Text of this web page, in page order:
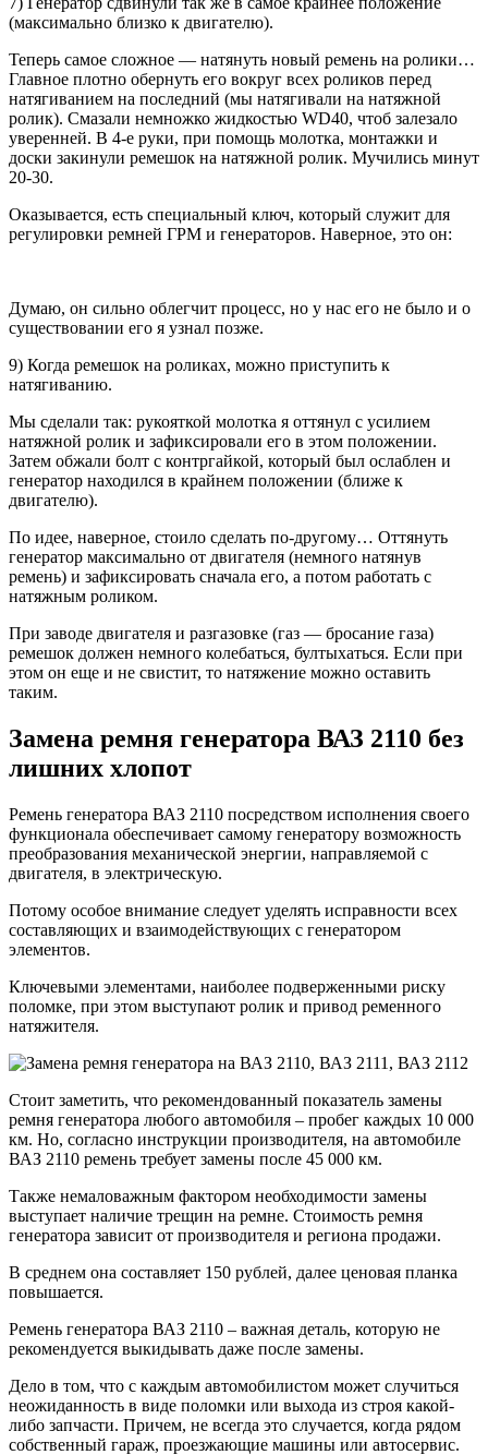
(максимально близко к двигателю).
Теперь самое сложное — натянуть новый ремень на ролики…
Главное плотно обернуть его вокруг всех роликов перед
натягиванием на последний (мы натягивали на натяжной
ролик). Смазали немножко жидкостью WD40, чтоб залезало
уверенней. В 4-е руки, при помощь молотка, монтажки и
доски закинули ремешок на натяжной ролик. Мучились минут
20-30.
Оказывается, есть специальный ключ, который служит для
регулировки ремней ГРМ и генераторов. Наверное, это он:
Думаю, он сильно облегчит процесс, но у нас его не было и о
существовании его я узнал позже.
9) Когда ремешок на роликах, можно приступить к
натягиванию.
Мы сделали так: рукояткой молотка я оттянул с усилием
натяжной ролик и зафиксировали его в этом положении.
Затем обжали болт с контргайкой, который был ослаблен и
генератор находился в крайнем положении (ближе к
двигателю).
По идее, наверное, стоило сделать по-другому… Оттянуть
генератор максимально от двигателя (немного натянув
ремень) и зафиксировать сначала его, а потом работать с
натяжным роликом.
При заводе двигателя и разгазовке (газ — бросание газа)
ремешок должен немного колебаться, бултыхаться. Если при
этом он еще и не свистит, то натяжение можно оставить
таким.
Замена ремня генератора ВАЗ 2110 без
лишних хлопот
Ремень генератора ВАЗ 2110 посредством исполнения своего
функционала обеспечивает самому генератору возможность
преобразования механической энергии, направляемой с
двигателя, в электрическую.
Потому особое внимание следует уделять исправности всех
составляющих и взаимодействующих с генератором
элементов.
Ключевыми элементами, наиболее подверженными риску
поломке, при этом выступают ролик и привод ременного
натяжителя.
Стоит заметить, что рекомендованный показатель замены
ремня генератора любого автомобиля – пробег каждых 10 000
км. Но, согласно инструкции производителя, на автомобиле
ВАЗ 2110 ремень требует замены после 45 000 км.
Также немаловажным фактором необходимости замены
выступает наличие трещин на ремне. Стоимость ремня
генератора зависит от производителя и региона продажи.
В среднем она составляет 150 рублей, далее ценовая планка
повышается.
Ремень генератора ВАЗ 2110 – важная деталь, которую не
рекомендуется выкидывать даже после замены.
Дело в том, что с каждым автомобилистом может случиться
неожиданность в виде поломки или выхода из строя какой-
либо запчасти. Причем, не всегда это случается, когда рядом
собственный гараж, проезжающие машины или автосервис.